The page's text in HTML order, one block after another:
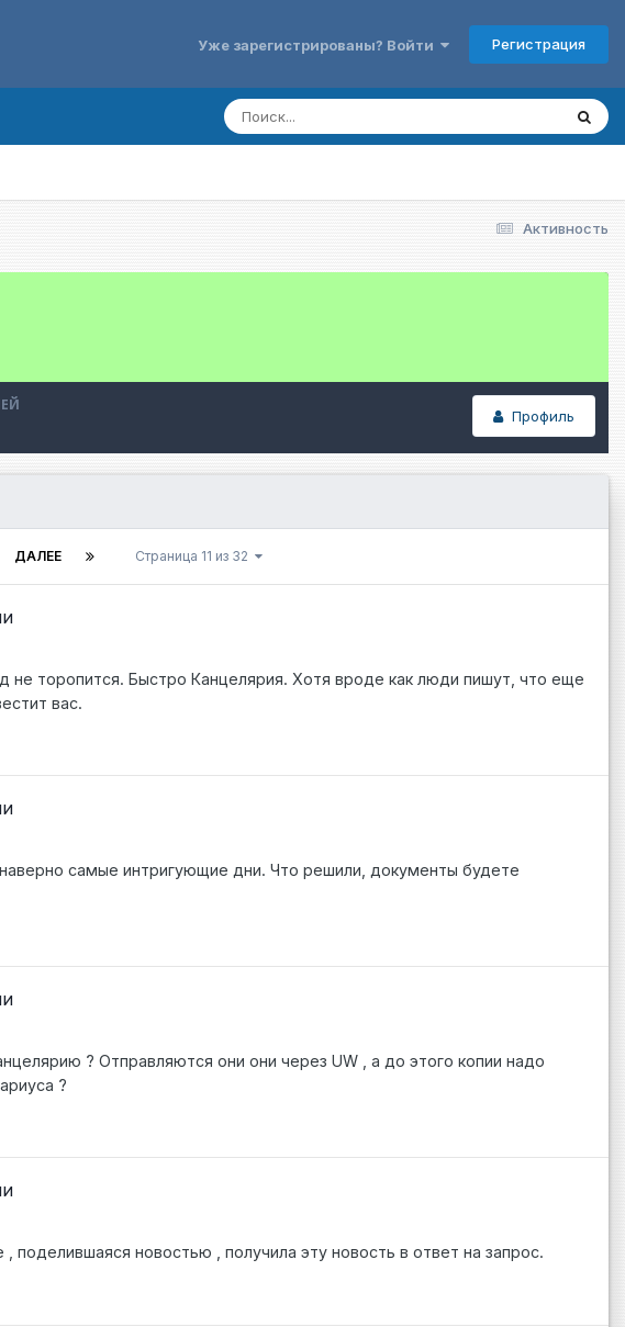
Уже зарегистрированы? Войти Регистрация
Активность
Профиль
ДАЛЕЕ Страница 11 из 32
не торопится. Быстро Канцелярия. Хотя вроде как люди пишут, что еще
вас.
самые интригующие дни. Что решили, документы будете
? Отправляются они они через UW , а до этого копии надо
?
новостью , получила эту новость в ответ на запрос.